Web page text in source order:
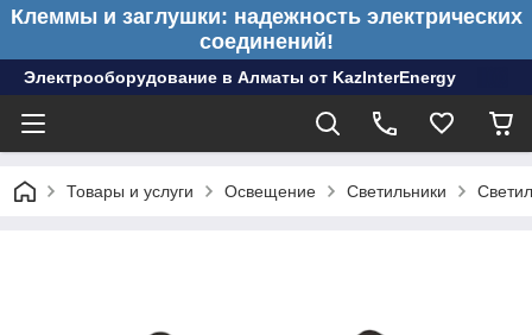
Клеммы и заглушки: надежность электрических
соединений!
Электрооборудование в Алматы от KazInterEnergy
Товары и услуги Освещение Светильники